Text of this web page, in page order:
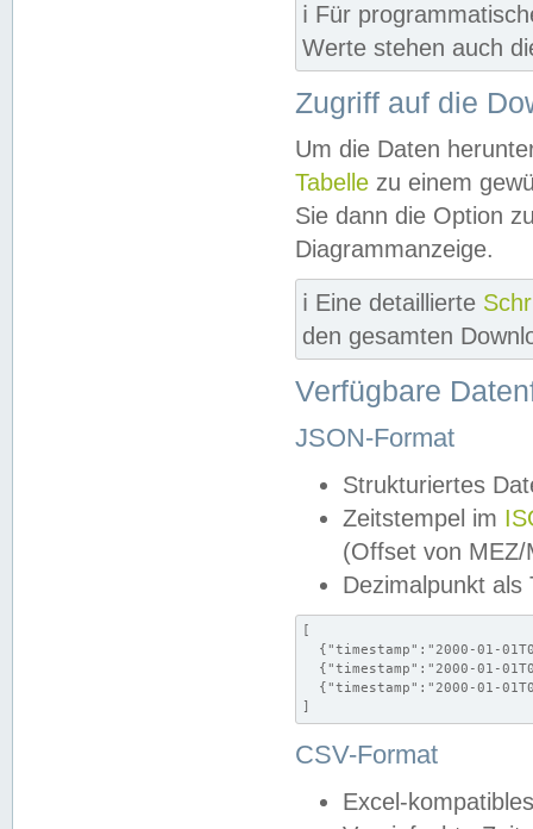
ℹ️ Für
Werte stehen auch
Zugriff auf die
Um die Daten
Tabelle zu einem
Sie dann die Option
Diagrammanzeige.
ℹ️ Eine detaillierte
den gesamten
Verfügbare
JSON-Format
Strukturiertes
Zeitstempel im
(Offset von MEZ/
Dezimalpunkt als
[
{"timestamp":"2000-01-
{"timestamp":"2000-01-
{"timestamp":"2000-01-
]
CSV-Format
Excel-